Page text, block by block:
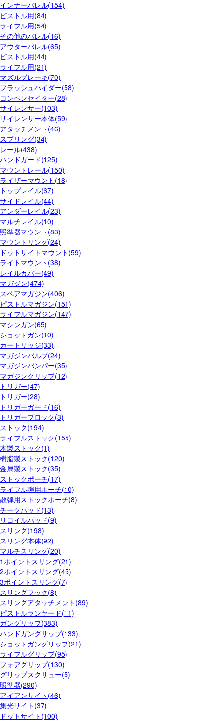
インナーバレル(154)
ピストル用(84)
ライフル用(54)
その他のバレル(16)
アウターバレル(65)
ピストル用(44)
ライフル用(21)
マズルブレーキ(70)
フラッシュハイダー(58)
コンペンセイター(28)
サイレンサー(103)
サイレンサー本体(59)
アタッチメント(46)
スプリング(34)
レール(438)
ハンドガード(125)
マウントレール(150)
ライザーマウント(18)
トップレイル(67)
サイドレイル(44)
アンダーレイル(23)
マルチレイル(10)
照準器マウント(83)
マウントリング(24)
ドットサイトマウント(59)
ライトマウント(38)
レイルカバー(49)
マガジン(474)
スペアマガジン(406)
ピストルマガジン(151)
ライフルマガジン(147)
マシンガン(65)
ショットガン(10)
カートリッジ(33)
マガジンバルブ(24)
マガジンバンパー(35)
マガジンクリップ(12)
トリガー(47)
トリガー(28)
トリガーガード(16)
トリガーブロック(3)
ストック(194)
ライフルストック(155)
木製ストック(1)
樹脂製ストック(120)
金属製ストック(35)
ストックポーチ(17)
ライフル弾用ポーチ(10)
散弾用ストックポーチ(8)
チークパッド(13)
リコイルパッド(9)
スリング(198)
スリング本体(92)
マルチスリング(20)
1ポイントスリング(21)
2ポイントスリング(45)
3ポイントスリング(7)
スリングフック(8)
スリングアタッチメント(89)
ピストルランヤード(11)
ガングリップ(383)
ハンドガングリップ(133)
ショットガングリップ(21)
ライフルグリップ(95)
フォアグリップ(130)
グリップスクリュー(5)
照準器(290)
アイアンサイト(46)
集光サイト(37)
ドットサイト(100)